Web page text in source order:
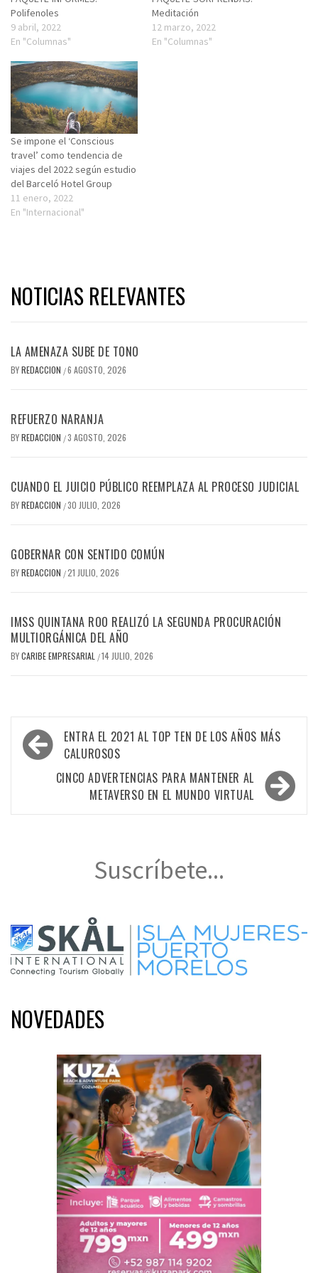
Polifenoles
9 abril, 2022
En "Columnas"
Meditación
12 marzo, 2022
En "Columnas"
Se impone el ‘Conscious
travel’ como tendencia de
viajes del 2022 según estudio
del Barceló Hotel Group
11 enero, 2022
En "Internacional"
NOTICIAS RELEVANTES
LA AMENAZA SUBE DE TONO
BYREDACCION /6 AGOSTO, 2026
REFUERZO NARANJA
BYREDACCION /3 AGOSTO, 2026
CUANDO EL JUICIO PÚBLICO REEMPLAZA AL PROCESO JUDICIAL
BYREDACCION /30 JULIO, 2026
GOBERNAR CON SENTIDO COMÚN
BYREDACCION /21 JULIO, 2026
IMSS QUINTANA ROO REALIZÓ LA SEGUNDA PROCURACIÓN
MULTIORGÁNICA DEL AÑO
BYCARIBE EMPRESARIAL /14 JULIO, 2026
Navegación
de
entradas
ENTRA EL 2021 AL TOP TEN DE LOS AÑOS MÁS
CALUROSOS
CINCO ADVERTENCIAS PARA MANTENER AL
METAVERSO EN EL MUNDO VIRTUAL
Suscríbete...
NOVEDADES